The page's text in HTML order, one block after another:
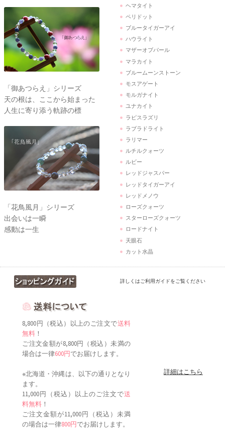
「御あつらえ」シリーズ
天の根は、ここから始まった
人生に寄り添う軌跡の標
「花鳥風月」シリーズ
出会いは一瞬
感動は一生
ヘマタイト
ペリドット
ブルータイガーアイ
ハウライト
マザーオブパール
マラカイト
ブルームーンストーン
モスアゲート
モルガナイト
ユナカイト
ラピスラズリ
ラブラドライト
ラリマー
ルチルクォーツ
ルビー
レッドジャスパー
レッドタイガーアイ
レッドメノウ
ローズクォーツ
スターローズクォーツ
ロードナイト
天眼石
カット水晶
詳しくはご利用ガイドをご覧ください
8,800円（税込）以上のご注文で送料
無料 ！
ご注文金額が8,800円（税込）未満の
場合は一律600円でお届けします。
※北海道・沖縄は、以下の通りとなり
ます。
11,000円（税込）以上のご注文で送
料無料 ！
ご注文金額が11,000円（税込）未満
の場合は一律800円でお届けします。
詳細はこちら